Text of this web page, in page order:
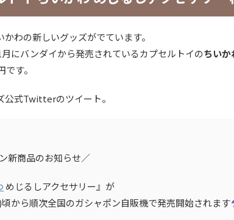
わの新しいグッズがでています。
にバンダイから発売されているカプセルトイのちいか
す。
公式Twitterのツイート。
新商品のお知らせ／
めじるしアクセサリー』が
から順次全国のガシャポン自販機で発売開始されます